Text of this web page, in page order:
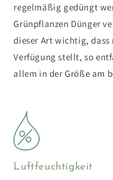
regelmäßig gedüngt
Grünpflanzen Dünger
dieser Art wichtig,
Verfügung stellt, so
allem in der Größe am
Luftfeuchtigkeit